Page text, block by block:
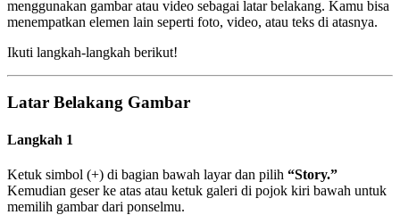
menggunakan gambar atau video sebagai latar belakang. Kamu bisa
menempatkan elemen lain seperti foto, video, atau teks di atasnya.
Ikuti langkah-langkah berikut!
Latar Belakang Gambar
Langkah 1
Ketuk simbol (+) di bagian bawah layar dan pilih “Story.”
Kemudian geser ke atas atau ketuk galeri di pojok kiri bawah untuk
memilih gambar dari ponselmu.